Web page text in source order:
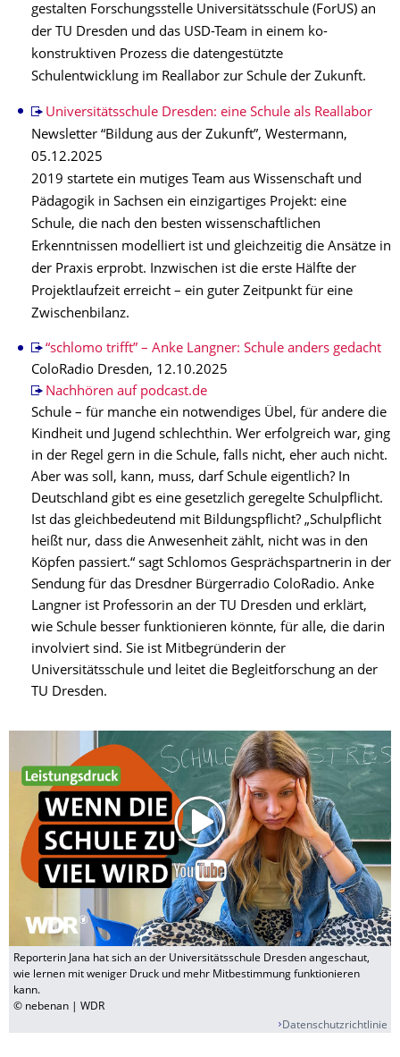
gestalten Forschungsstelle Universitätsschule (ForUS) an
der TU Dresden und das USD-Team in einem ko-
konstruktiven Prozess die datengestützte
Schulentwicklung im Reallabor zur Schule der Zukunft.
Universitätsschule Dresden: eine Schule als Reallabor
Newsletter “Bildung aus der Zukunft”, Westermann,
05.12.2025
2019 startete ein mutiges Team aus Wissenschaft und
Pädagogik in Sachsen ein einzigartiges Projekt: eine
Schule, die nach den besten wissenschaftlichen
Erkenntnissen modelliert ist und gleichzeitig die Ansätze in
der Praxis erprobt. Inzwischen ist die erste Hälfte der
Projektlaufzeit erreicht – ein guter Zeitpunkt für eine
Zwischenbilanz.
“schlomo trifft” – Anke Langner: Schule anders gedacht
ColoRadio Dresden, 12.10.2025
Nachhören auf podcast.de
Schule – für manche ein notwendiges Übel, für andere die
Kindheit und Jugend schlechthin. Wer erfolgreich war, ging
in der Regel gern in die Schule, falls nicht, eher auch nicht.
Aber was soll, kann, muss, darf Schule eigentlich? In
Deutschland gibt es eine gesetzlich geregelte Schulpflicht.
Ist das gleichbedeutend mit Bildungspflicht? „Schulpflicht
heißt nur, dass die Anwesenheit zählt, nicht was in den
Köpfen passiert.“ sagt Schlomos Gesprächspartnerin in der
Sendung für das Dresdner Bürgerradio ColoRadio. Anke
Langner ist Professorin an der TU Dresden und erklärt,
wie Schule besser funktionieren könnte, für alle, die darin
involviert sind. Sie ist Mitbegründerin der
Universitätsschule und leitet die Begleitforschung an der
TU Dresden.
Reporterin Jana hat sich an der Universitätsschule Dresden angeschaut,
wie lernen mit weniger Druck und mehr Mitbestimmung funktionieren
kann.
© nebenan | WDR
Datenschutzrichtlinie